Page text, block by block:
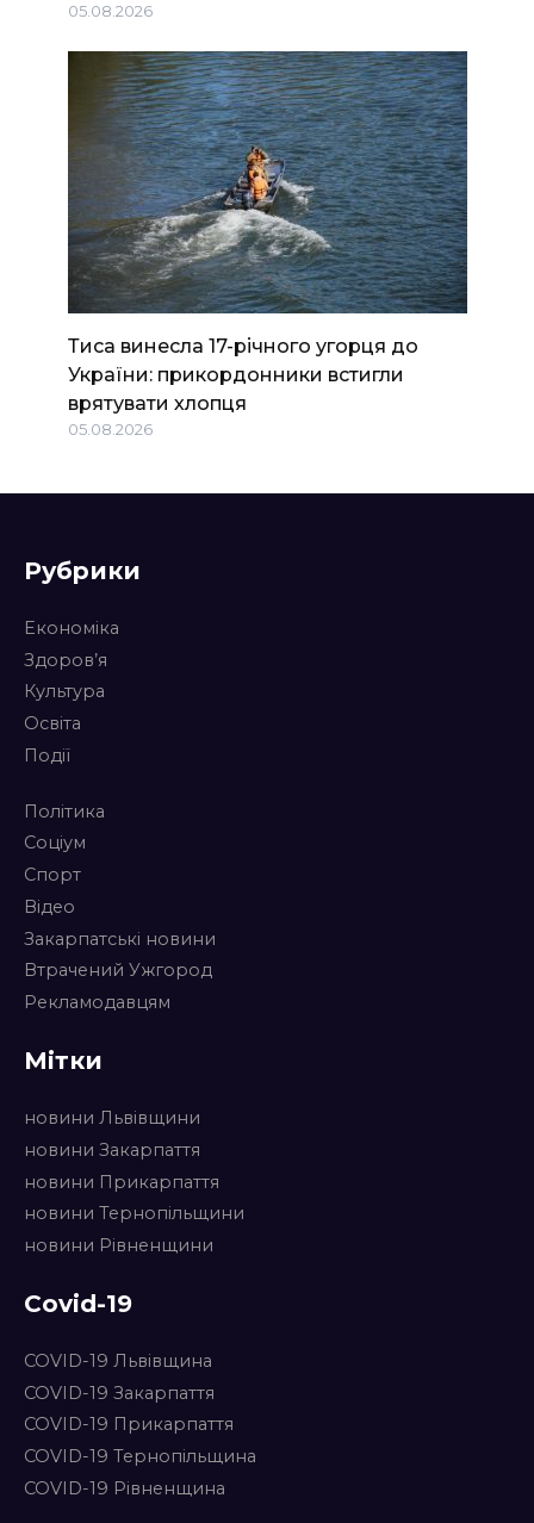
05.08.2026
Тиса винесла 17-річного угорця до
України: прикордонники встигли
врятувати хлопця
05.08.2026
Рубрики
Економіка
Здоров’я
Культура
Освіта
Події
Політика
Соціум
Спорт
Відео
Закарпатські новини
Втрачений Ужгород
Рекламодавцям
Мітки
новини Львівщини
новини Закарпаття
новини Прикарпаття
новини Тернопільщини
новини Рівненщини
Covid-19
COVID-19 Львівщина
COVID-19 Закарпаття
COVID-19 Прикарпаття
COVID-19 Тернопільщина
COVID-19 Рівненщина